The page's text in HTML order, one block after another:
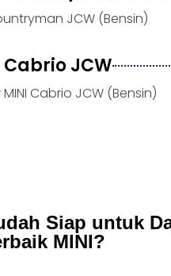
JCW (Bensin)
Cabrio JCW
MINI Cabrio JCW (Bensin)
Siap untuk
MINI?